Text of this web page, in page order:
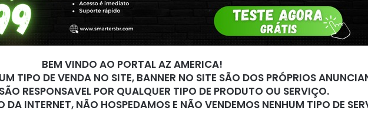
BEM VINDO AO PORTAL AZ AMERICA!
TIPO DE VENDA NO SITE, BANNER NO SITE SÃO DOS PRÓPRIOS
RESPONSAVEL POR QUALQUER TIPO DE PRODUTO OU SERVIÇO.
DA INTERNET, NÃO HOSPEDAMOS E NÃO VENDEMOS NENHUM TIPO DE